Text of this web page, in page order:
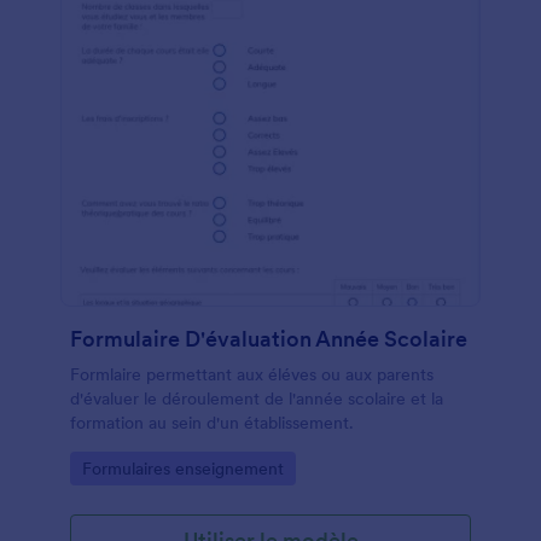
Formulaire D'évaluation Année Scolaire
Formlaire permettant aux éléves ou aux parents
d'évaluer le déroulement de l'année scolaire et la
formation au sein d'un établissement.
Go to Category:
Formulaires enseignement